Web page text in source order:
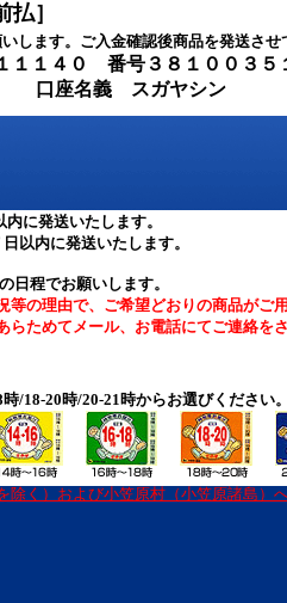
に発送いたします。
以内に発送いたします。
日程でお願いします。
等の理由で、ご希望どおりの商品がご
めてメール、お電話にてご連絡を
/18-20時/20-21時からお選びください
除く）および小笠原村（小笠原諸島）
］
します。ご入金確認後商品を発送させ
１１４０ 番号３８１００３
ガヤシン